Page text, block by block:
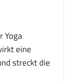
Yoga
eine
streckt die